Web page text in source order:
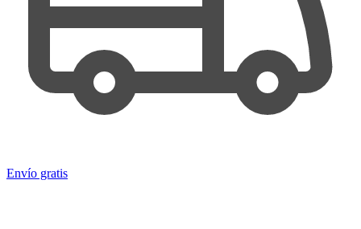
Envío gratis